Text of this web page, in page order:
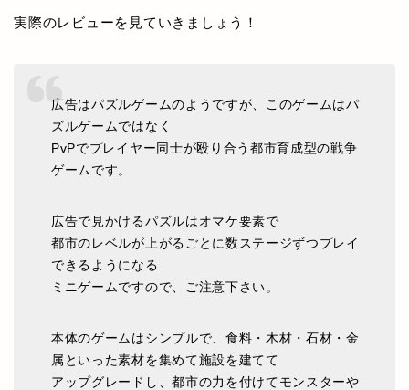
実際のレビューを見ていきましょう！
広告はパズルゲームのようですが、このゲームはパ
ズルゲームではなく
PvPでプレイヤー同士が殴り合う都市育成型の戦争
ゲームです。
広告で見かけるパズルはオマケ要素で
都市のレベルが上がるごとに数ステージずつプレイ
できるようになる
ミニゲームですので、ご注意下さい。
本体のゲームはシンプルで、食料・木材・石材・金
属といった素材を集めて施設を建てて
アップグレードし、都市の力を付けてモンスターや